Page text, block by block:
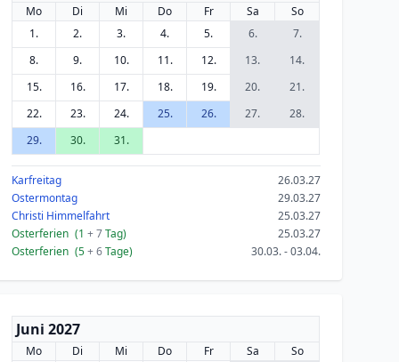
Mo Di Mi Do Fr Sa
So
1.
2. 3. 4. 5. 6.
7.
8.
9. 10. 11. 12. 13.
14.
15.
16. 17. 18. 19. 20.
21.
22.
23. 24. 25. 26. 27.
28.
29.
30. 31.
Karfreitag
26.03.27
Ostermontag
29.03.27
Christi Himmelfahrt
25.03.27
Osterferien (1+ 7Tag)
25.03.27
Osterferien (5+ 6Tage) 30.03. - 03.04.
Juni 2027
Mo Di Mi Do Fr Sa
So